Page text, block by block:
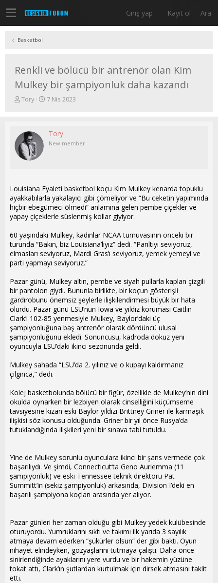
Giriş yap Kayıt ol Ara
Basketbol
Renkli ve bölücü bir antrenör olan Kim
Mulkey bir şampiyonluk daha kazandı
K
y
u
b
a
a
t
a
n
Tory
B
a
n
a
r
i
h
i
7 Nis 2023
Tory
New member
Louisiana Eyaleti basketbol koçu Kim Mulkey kenarda topuklu
ayakkabılarla yakalayıcı gibi çömeliyor ve “Bu ceketin yapımında
hiçbir ebegümeci ölmedi” anlamına gelen pembe çiçekler ve
yapay çiçeklerle süslenmiş kollar giyiyor.
60 yaşındaki Mulkey, kadınlar NCAA turnuvasının önceki bir
turunda “Bakın, biz Louisiana’lıyız” dedi. “Parıltıyı seviyoruz,
elmasları seviyoruz, Mardi Gras’ı seviyoruz, yemek yemeyi ve
parti yapmayı seviyoruz.”
Pazar günü, Mulkey altın, pembe ve siyah pullarla kaplan çizgili
bir pantolon giydi. Bununla birlikte, bir koçun gösterişli
gardırobunu önemsiz şeylerle ilişkilendirmesi büyük bir hata
olurdu. Pazar günü LSU’nun Iowa ve yıldız koruması Caitlin
Clark’ı 102-85 yenmesiyle Mulkey, Baylor’daki üç
şampiyonluğuna baş antrenör olarak dördüncü ulusal
şampiyonluğunu ekledi. Sonuncusu, kadroda dokuz yeni
oyuncuyla LSU’daki ikinci sezonunda geldi.
Mulkey sahada “LSU’da 2. yılınız ve o kupayı kaldırmanız
çılgınca,” dedi.
Kolej basketbolunda bölücü bir figür, özellikle de Mulkey’nin dini
okulda oynarken bir lezbiyen olarak cinselliğini küçümseme
tavsiyesine kızan eski Baylor yıldızı Brittney Griner ile karmaşık
ilişkisi söz konusu olduğunda. Griner bir yıl önce Rusya’da
tutuklandığında ilişkileri yeni bir sınava tabi tutuldu.
Yine de Mulkey sorunlu oyunculara ikinci bir şans vermede çok
başarılıydı. Ve şimdi, Connecticut’ta Geno Auriemma (11
şampiyonluk) ve eski Tennessee teknik direktörü Pat
Summitt’in (sekiz şampiyonluk) arkasında, Division I’deki en
başarılı şampiyona koçları arasında yer alıyor.
Pazar günleri her zaman olduğu gibi Mulkey yedek kulübesinde
oturuyordu. Yumruklarını sıktı ve takımı ilk yarıda 3 sayılık
atmaya devam ederken “şükürler olsun” der gibi baktı. Oyun
nihayet elindeyken, gözyaşlarını tutmaya çalıştı. Daha önce
sinirlendiğinde ayaklarını yere vurdu ve bir hakemin yüzüne
tokat attı, Clark’ın şutlardan kurtulmak için dirsek atmasını taklit
etti.